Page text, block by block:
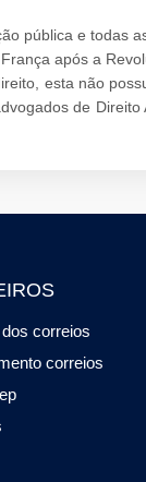
pública e todas
após a
esta não
de
correios
correios